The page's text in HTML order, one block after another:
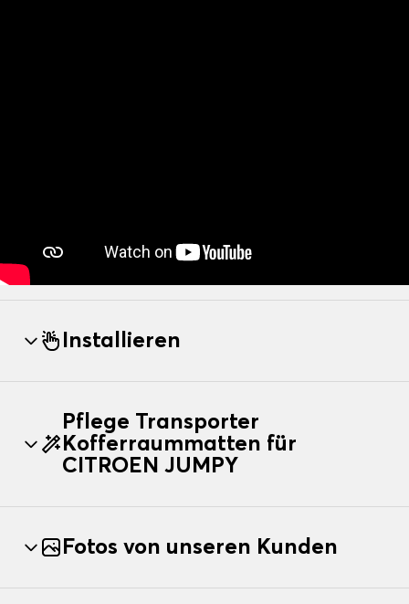
Installieren
Pflege Transporter
Kofferraummatten für
CITROEN JUMPY
Fotos von unseren Kunden